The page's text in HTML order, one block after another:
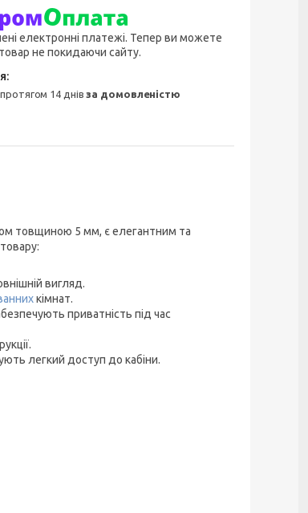
електронні платежі. Тепер ви можете
не покидаючи сайту.
14 днівза домовленістю
товщиною 5 мм, є елегантним та
вигляд.
кімнат.
приватність під час
легкий доступ до кабіни.